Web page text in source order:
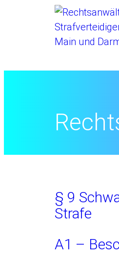
Startseite//
§ 9
Strafe
A1 –